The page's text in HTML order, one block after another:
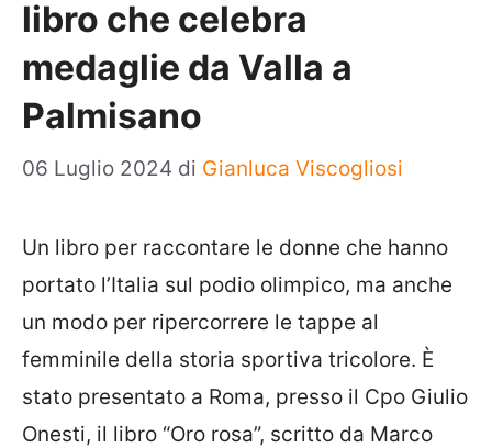
libro che celebra
medaglie da Valla a
Palmisano
06 Luglio 2024 di Gianluca Viscogliosi
Un libro per raccontare le donne che hanno
portato l’Italia sul podio olimpico, ma anche
un modo per ripercorrere le tappe al
femminile della storia sportiva tricolore. È
stato presentato a Roma, presso il Cpo Giulio
Onesti, il libro “Oro rosa”, scritto da Marco